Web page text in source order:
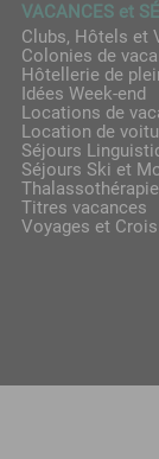
VACANCES et
Clubs, Hôtels et
Colonies de
Hôtellerie de
Idées Week-end
Locations de
Location de
Séjours
Séjours Ski et
Titres vacances
Voyages et